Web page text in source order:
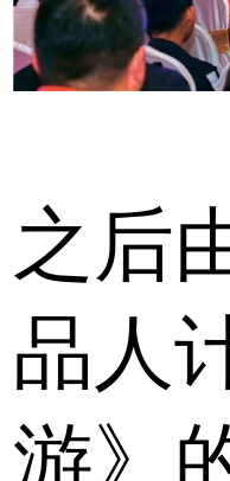
之后
品人
游》